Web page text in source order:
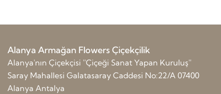
Alanya Armağan Flowers Çiçekçilik
Alanya'nın Çiçekçisi ''Çiçeği Sanat Yapan Kuruluş''
Saray Mahallesi Galatasaray Caddesi No:22/A 07400
Alanya Antalya